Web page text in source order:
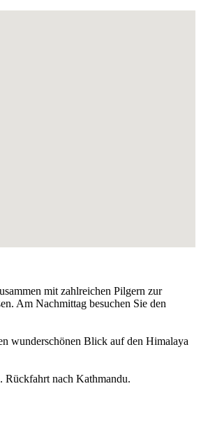
mit zahlreichen Pilgern zur
Am Nachmittag besuchen Sie den
wunderschönen Blick auf den Himalaya
Rückfahrt nach Kathmandu.